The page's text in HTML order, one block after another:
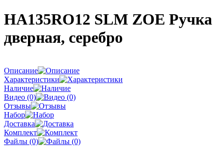
HA135RO12 SLM ZOE Ручка
дверная, серебро
Описание
Характеристики
Наличие
Видео (0)
Отзывы
Набор
Доставка
Комплект
Файлы (0)